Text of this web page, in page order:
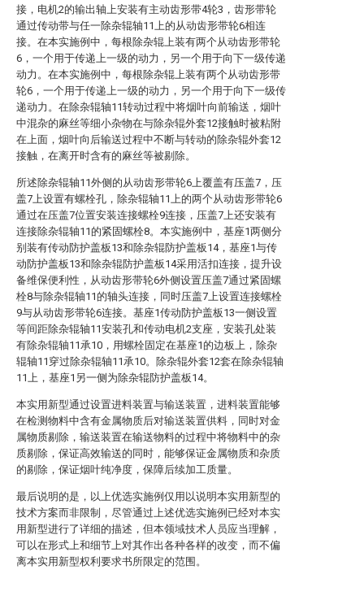
接，电机2的输出轴上安装有主动齿形带4轮3，齿形带轮
通过传动带与任一除杂辊轴11上的从动齿形带轮6相连
接。在本实施例中，每根除杂辊上装有两个从动齿形带轮
6，一个用于传递上一级的动力，另一个用于向下一级传递
动力。在本实施例中，每根除杂辊上装有两个从动齿形带
轮6，一个用于传递上一级的动力，另一个用于向下一级传
递动力。在除杂辊轴11转动过程中将烟叶向前输送，烟叶
中混杂的麻丝等细小杂物在与除杂辊外套12接触时被粘附
在上面，烟叶向后输送过程中不断与转动的除杂辊外套12
接触，在离开时含有的麻丝等被剔除。
所述除杂辊轴11外侧的从动齿形带轮6上覆盖有压盖7，压
盖7上设置有螺栓孔，除杂辊轴11上的两个从动齿形带轮6
通过在压盖7位置安装连接螺栓9连接，压盖7上还安装有
连接除杂辊轴11的紧固螺栓8。本实施例中，基座1两侧分
别装有传动防护盖板13和除杂辊防护盖板14，基座1与传
动防护盖板13和除杂辊防护盖板14采用活扣连接，提升设
备维保便利性，从动齿形带轮6外侧设置压盖7通过紧固螺
栓8与除杂辊轴11的轴头连接，同时压盖7上设置连接螺栓
9与从动齿形带轮6连接。基座1传动防护盖板13一侧设置
等间距除杂辊轴11安装孔和传动电机2支座，安装孔处装
有除杂辊轴11承10，用螺栓固定在基座1的边板上，除杂
辊轴11穿过除杂辊轴11承10。除杂辊外套12套在除杂辊轴
11上，基座1另一侧为除杂辊防护盖板14。
本实用新型通过设置进料装置与输送装置，进料装置能够
在检测物料中含有金属物质后对输送装置供料，同时对金
属物质剔除，输送装置在输送物料的过程中将物料中的杂
质剔除，保证高效输送的同时，能够保证金属物质和杂质
的剔除，保证烟叶纯净度，保障后续加工质量。
最后说明的是，以上优选实施例仅用以说明本实用新型的
技术方案而非限制，尽管通过上述优选实施例已经对本实
用新型进行了详细的描述，但本领域技术人员应当理解，
可以在形式上和细节上对其作出各种各样的改变，而不偏
离本实用新型权利要求书所限定的范围。